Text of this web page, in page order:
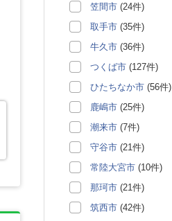
笠間市 (24件)
取手市 (35件)
牛久市 (36件)
つくば市 (127件)
ひたちなか市 (56件)
鹿嶋市 (25件)
潮来市 (7件)
守谷市 (21件)
常陸大宮市 (10件)
那珂市 (21件)
筑西市 (42件)